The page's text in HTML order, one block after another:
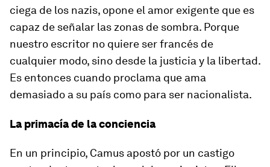
ciega de los nazis, opone el amor exigente que es
capaz de señalar las zonas de sombra. Porque
nuestro escritor no quiere ser francés de
cualquier modo, sino desde la justicia y la libertad.
Es entonces cuando proclama que ama
demasiado a su país como para ser nacionalista.
La primacía de la conciencia
En un principio, Camus apostó por un castigo